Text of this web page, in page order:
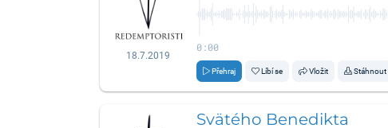
18.7.2019
0:00
Přehraj Líbí se Vložit Stáhnout
Svätého Benedikta